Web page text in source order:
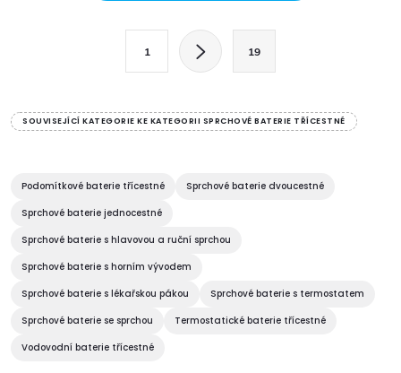
d
c
p
v
k
á
o
á
1 19
SOUVISEJÍCÍ KATEGORIE KE KATEGORII SPRCHOVÉ BATERIE TŘÍCESTNÉ
Podomítkové baterie třícestné
Sprchové baterie dvoucestné
Sprchové baterie jednocestné
Sprchové baterie s hlavovou a ruční sprchou
Sprchové baterie s horním vývodem
Sprchové baterie s lékařskou pákou
Sprchové baterie s termostatem
Sprchové baterie se sprchou
Termostatické baterie třícestné
Vodovodní baterie třícestné